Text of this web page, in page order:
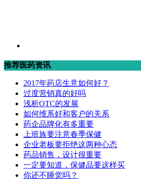
推荐医药资讯
2017年药店生意如何好？
过度营销真的好吗
浅析OTC的发展
如何维系好和客户的关系
药企品牌化有多重要
上班族要注意春季保健
企业老板要拒绝这两种心态
药品销售，设计很重要
一定要知道，保健品要这样买
你还不睡觉吗？